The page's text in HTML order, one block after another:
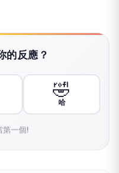
的反應？
🤣
哈
第一個!